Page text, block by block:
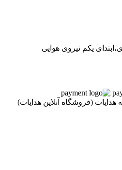
یکم نیروی هوایی
(فروشگاه آنلاین هدایات)